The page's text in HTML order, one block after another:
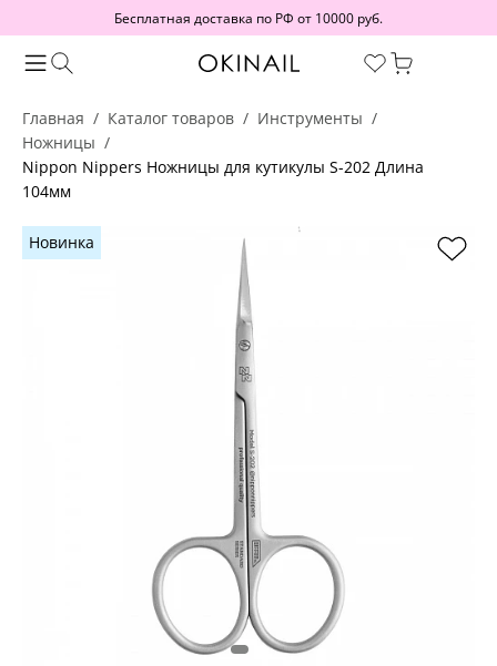
Бесплатная доставка по РФ от 10000 руб.
Главная Каталог товаров
Инструменты
Ножницы
Nippon Nippers Ножницы для кутикулы S-202 Длина
104мм
Новинка